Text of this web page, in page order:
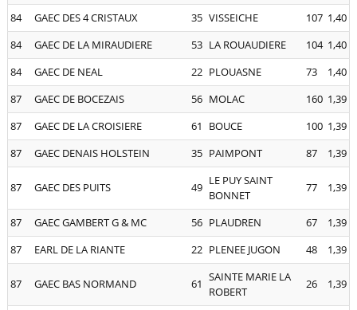
84
GAEC DES 4 CRISTAUX 35 VISSEICHE 107 1,40
84
GAEC DE LA MIRAUDIERE 53 LA ROUAUDIERE 104 1,40
84
GAEC DE NEAL 22 PLOUASNE 73
1,40
87
GAEC DE BOCEZAIS 56 MOLAC 160 1,39
87
GAEC DE LA CROISIERE 61 BOUCE 100 1,39
87
GAEC DENAIS HOLSTEIN 35 PAIMPONT 87 1,39
87 GAEC DES PUITS 49 LE PUY SAINT
BONNET
77 1,39
87 GAEC GAMBERT G & MC 56 PLAUDREN 67
1,39
87
EARL DE LA RIANTE 22 PLENEE JUGON 48 1,39
87 GAEC BAS NORMAND 61 SAINTE MARIE LA
ROBERT
26 1,39